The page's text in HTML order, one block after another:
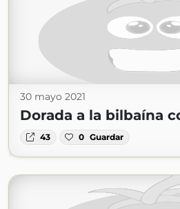
30 mayo 2021
Dorada a la bilbaína
43 0 Guardar